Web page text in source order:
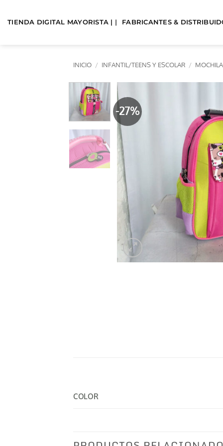
TIENDA DIGITAL MAYORISTA | | FABRICANTES &
INICIO / INFANTIL/TEENS Y ESCOLAR /
-27%
COLOR